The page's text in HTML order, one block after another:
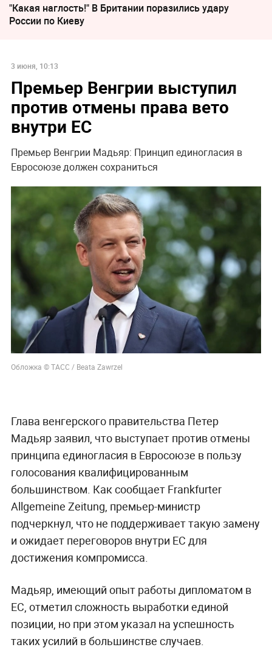
"Какая наглость!" В Британии поразились удару
России по Киеву
3 июня, 10:13
Премьер Венгрии выступил
против отмены права вето
внутри ЕС
Премьер Венгрии Мадьяр: Принцип единогласия в
Евросоюзе должен сохраниться
Обложка © ТАСС / Beata Zawrzel
Глава венгерского правительства Петер
Мадьяр заявил, что выступает против отмены
принципа единогласия в Евросоюзе в пользу
голосования квалифицированным
большинством. Как сообщает Frankfurter
Allgemeine Zeitung, премьер-министр
подчеркнул, что не поддерживает такую замену
и ожидает переговоров внутри ЕС для
достижения компромисса.
Мадьяр, имеющий опыт работы дипломатом в
ЕС, отметил сложность выработки единой
позиции, но при этом указал на успешность
таких усилий в большинстве случаев.